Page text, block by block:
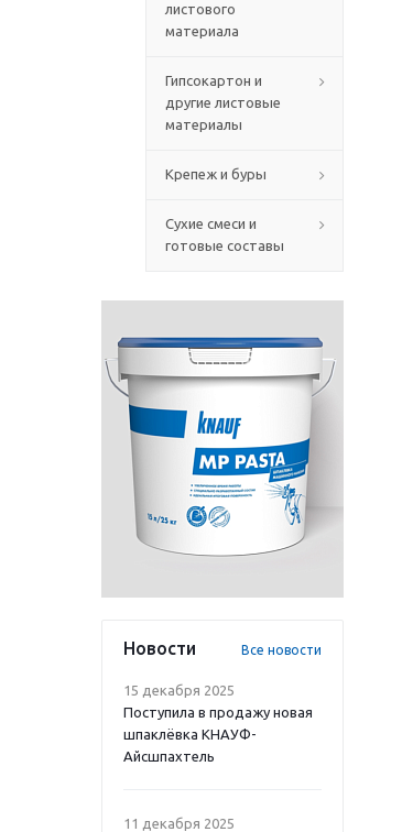
листового
материала
Гипсокартон и
другие листовые
материалы
Крепеж и буры
Сухие смеси и
готовые составы
Новости Все новости
15 декабря 2025
Поступила в продажу новая
шпаклёвка КНАУФ-
Айсшпахтель
11 декабря 2025